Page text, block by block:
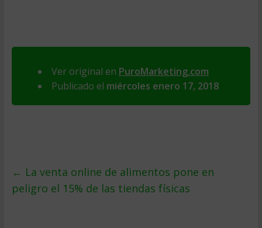
Ver original en PuroMarketing.com
Publicado el miércoles enero 17, 2018
← La venta online de alimentos pone en
peligro el 15% de las tiendas físicas